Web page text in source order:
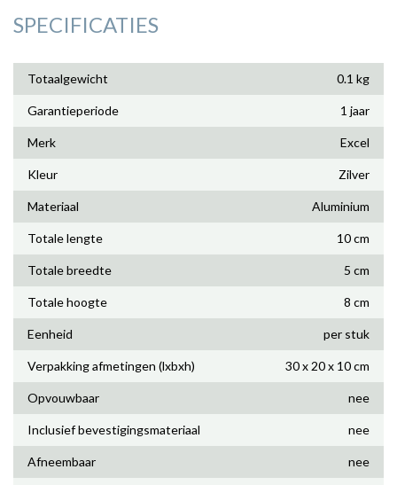
SPECIFICATIES
Totaalgewicht 0.1 kg
Garantieperiode 1 jaar
Merk Excel
Kleur Zilver
Materiaal Aluminium
Totale lengte 10 cm
Totale breedte 5 cm
Totale hoogte 8 cm
Eenheid per stuk
Verpakking afmetingen (lxbxh) 30 x 20 x 10 cm
Opvouwbaar nee
Inclusief bevestigingsmateriaal nee
Afneembaar nee